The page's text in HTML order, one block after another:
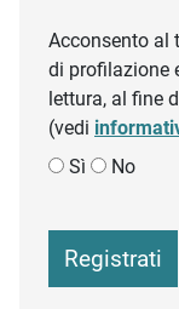
Acconsento al
di profilazione
lettura, al fine
(vedi
Sì
No
Registrati